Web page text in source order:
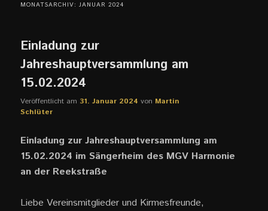
MONATSARCHIV:JANUAR 2024
Einladung zur
Jahreshauptversammlung am
15.02.2024
Veröffentlicht am 31. Januar 2024 von Martin
Schlüter
Einladung zur Jahreshauptversammlung am
15.02.2024 im Sängerheim des MGV Harmonie
an der Reekstraße
Liebe Vereinsmitglieder und Kirmesfreunde,